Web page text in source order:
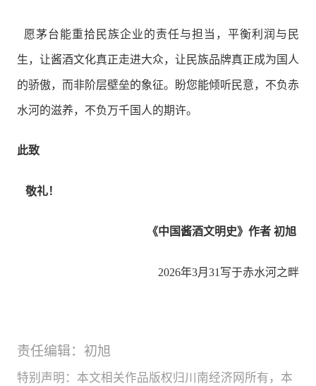
愿茅台能重拾民族企业的责任与担当，平衡利润与民
生，让酱酒文化真正走进大众，让民族品牌真正成为国人
的骄傲，而非阶层壁垒的象征。盼您能倾听民意，不负赤
水河的滋养，不负万千国人的期许。
此致
敬礼！
《中国酱酒文明史》作者 初旭
2026年3月31写于赤水河之畔
责任编辑：初旭
特别声明：本文相关作品版权归川南经济网所有，本